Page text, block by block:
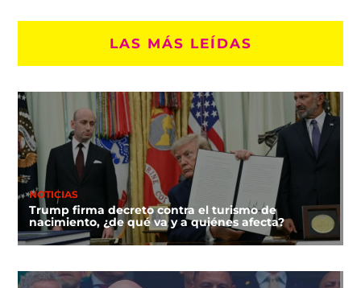
LAS MÁS LEÍDAS
NOTICIAS
Trump firma decreto contra el turismo de
nacimiento, ¿de qué va y a quiénes afecta?